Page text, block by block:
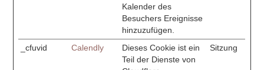
Kalender des
Besuchers Ereignisse
hinzuzufügen.
_cfuvid Calendly
Dieses Cookie ist ein
Teil der Dienste von
Sitzung